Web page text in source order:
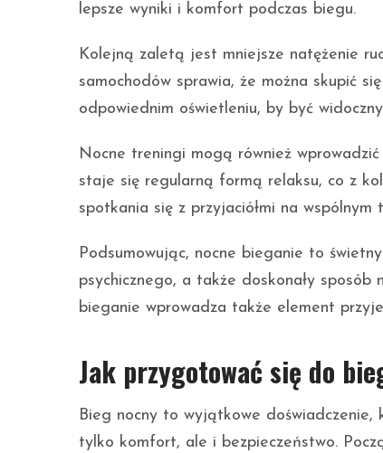
lepsze wyniki i komfort podczas biegu.
Kolejną zaletą jest mniejsze natężenie
samochodów sprawia, że można skupić
odpowiednim oświetleniu, by być
Nocne treningi mogą również
staje się regularną formą relaksu, co z
spotkania się z przyjaciółmi na
Podsumowując, nocne bieganie to
psychicznego, a także doskonały sposób
bieganie wprowadza także element
Jak przygotować się do
Bieg nocny to wyjątkowe
tylko komfort, ale i bezpieczeństwo.